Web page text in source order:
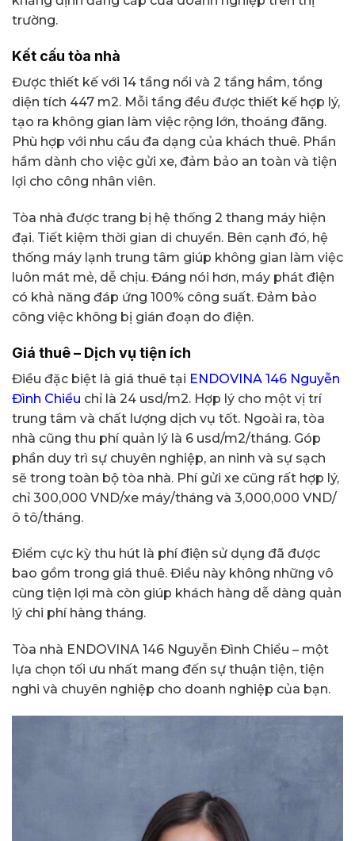
trường.
Kết cấu tòa nhà
Được thiết kế với 14 tầng nổi và 2 tầng hầm, tổng
diện tích 447 m2. Mỗi tầng đều được thiết kế hợp lý,
tạo ra không gian làm việc rộng lớn, thoáng đãng.
Phù hợp với nhu cầu đa dạng của khách thuê. Phần
hầm dành cho việc gửi xe, đảm bảo an toàn và tiện
lợi cho công nhân viên.
Tòa nhà được trang bị hệ thống 2 thang máy hiện
đại. Tiết kiệm thời gian di chuyển. Bên cạnh đó, hệ
thống máy lạnh trung tâm giúp không gian làm việc
luôn mát mẻ, dễ chịu. Đáng nói hơn, máy phát điện
có khả năng đáp ứng 100% công suất. Đảm bảo
công việc không bị gián đoạn do điện.
Giá thuê – Dịch vụ tiện ích
Điều đặc biệt là giá thuê tại ENDOVINA 146 Nguyễn
Đình Chiểu chỉ là 24 usd/m2. Hợp lý cho một vị trí
trung tâm và chất lượng dịch vụ tốt. Ngoài ra, tòa
nhà cũng thu phí quản lý là 6 usd/m2/tháng. Góp
phần duy trì sự chuyên nghiệp, an ninh và sự sạch
sẽ trong toàn bộ tòa nhà. Phí gửi xe cũng rất hợp lý,
chỉ 300,000 VND/xe máy/tháng và 3,000,000 VND/
ô tô/tháng.
Điểm cực kỳ thu hút là phí điện sử dụng đã được
bao gồm trong giá thuê. Điều này không những vô
cùng tiện lợi mà còn giúp khách hàng dễ dàng quản
lý chi phí hàng tháng.
Tòa nhà ENDOVINA 146 Nguyễn Đình Chiểu – một
lựa chọn tối ưu nhất mang đến sự thuận tiện, tiện
nghi và chuyên nghiệp cho doanh nghiệp của bạn.